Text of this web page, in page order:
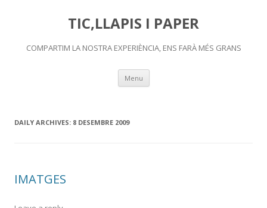
TIC,LLAPIS I PAPER
COMPARTIM LA NOSTRA EXPERIÈNCIA, ENS FARÀ MÉS GRANS
Menu Skip
content
DAILY ARCHIVES: 8 DESEMBRE 2009
IMATGES